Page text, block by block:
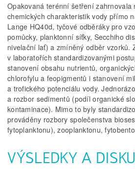
Opakovaná terénní šetření zahrnovala
chemických charakteristik vody přímo
Lange HQ40d, tyčové odběráky pro
pomůcky, planktonní síťky, Secchiho
nivelační lať) a zmíněný odběr vzorků.
v laboratořích standardizovanými
stanovení obsahu nutrientů,
chlorofylu a feopigmentů i stanovení
a trofického potenciálu vody.
a rozbor sedimentů (podíl organické
kontaminace). Mimo to byly
prováděny rozbory společenstva
fytoplanktonu), zooplanktonu,
VÝSLEDKY A